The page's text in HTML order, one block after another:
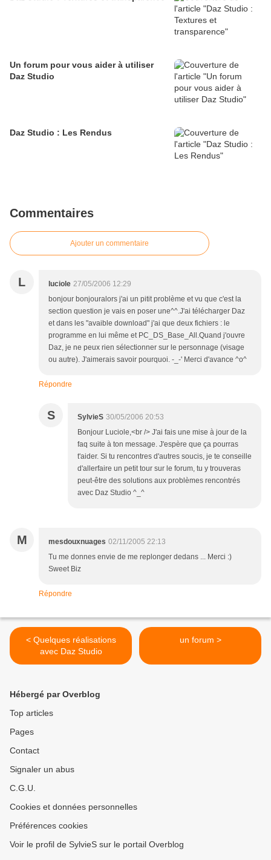
Un forum pour vous aider à utiliser
Daz Studio
Daz Studio : Les Rendus
Commentaires
Ajouter un commentaire
L luciole 27/05/2006 12:29
bonjour bonjouralors j'ai un pitit problème et vu que c'est la
section question je vais en poser une^^.J'ai télécharger Daz
et dans les "avaible download" j'ai que deux fichiers : le
programme en lui même et PC_DS_Base_All.Quand j'ouvre
Daz, je ne peux rien sélectionner sur le personnage (visage
ou autre). J'aimerais savoir pourquoi. -_-' Merci d'avance ^o^
Répondre
S SylvieS 30/05/2006 20:53
Bonjour Luciole,<br /> J'ai fais une mise à jour de la
faq suite à ton message. J'espère que ça pourras
t'aider. Si tu rencontres d'autres soucis, je te conseille
d'allerfaire un petit tour sur le forum, tu y trouveras
peut-être des solutions aux problèmes rencontrés
avec Daz Studio ^_^
M mesdouxnuages 02/11/2005 22:13
Tu me donnes envie de me replonger dedans ... Merci :)
Sweet Biz
Répondre
< Quelques réalisations
avec Daz Studio
un forum >
Hébergé par Overblog
Top articles
Pages
Contact
Signaler un abus
C.G.U.
Cookies et données personnelles
Préférences cookies
Voir le profil de SylvieS sur le portail Overblog